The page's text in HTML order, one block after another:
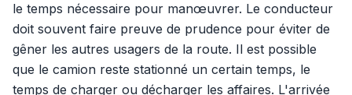
le temps nécessaire pour manœuvrer. Le conducteur
doit souvent faire preuve de prudence pour éviter de
gêner les autres usagers de la route. Il est possible
que le camion reste stationné un certain temps, le
temps de charger ou décharger les affaires. L'arrivée